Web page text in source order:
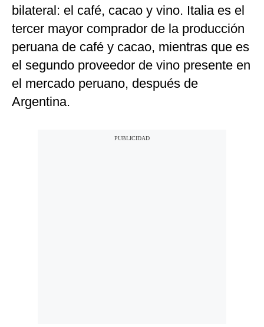
bilateral: el café, cacao y vino. Italia es el
tercer mayor comprador de la producción
peruana de café y cacao, mientras que es
el segundo proveedor de vino presente en
el mercado peruano, después de
Argentina.